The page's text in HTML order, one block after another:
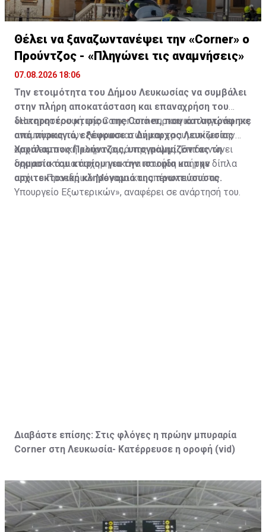
Θέλει να ξαναζωντανέψει την «Corner» o
Προύντζος - «Πληγώνει τις αναμνήσεις»
07.08.2026 18:06
Την ετοιμότητα του Δήμου Λευκωσίας να συμβάλει
στην πλήρη αποκατάσταση και επαναχρήση του
διατηρητέου κτιρίου της Corner, που καταστράφηκε
από πυρκαγιά, εξέφρασε ο Δήμαρχος Λευκωσίας
Χαράλαμπος Προύντζος, υπογραμμίζοντας τη
σημασία του κτιρίου για την ιστορία και την
αρχιτεκτονική κληρονομιά της πρωτεύουσας.
«Η καταστροφή της Corner από πυρκαγιά πληγώνει τις
αναμνήσεις των Λευκωσιατών και τραυματίζει την
αρχιτεκτονική κληρονομιά της πόλης. Επιδεινώνει
δραματικά μια άσχημη εικόνα που ήδη υπήρχε δίπλα
από το Προεδρικό Μέγαρο και απέναντι από το
Υπουργείο Εξωτερικών», αναφέρει σε ανάρτησή του.
Διαβάστε επίσης: Στις φλόγες η πρώην μπυραρία
Corner στη Λευκωσία- Κατέρρευσε η οροφή (vid)